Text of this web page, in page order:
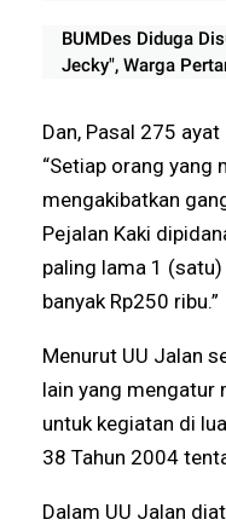
BUMDes Diduga
Jecky", Warga
Dan, Pasal 275
“Setiap orang yang
mengakibatkan
Pejalan Kaki
paling lama 1
banyak Rp250 ribu.”
Menurut UU Jalan
lain yang mengatur
untuk kegiatan di
38 Tahun 2004
Dalam UU Jalan